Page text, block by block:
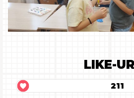
LIKE-
211